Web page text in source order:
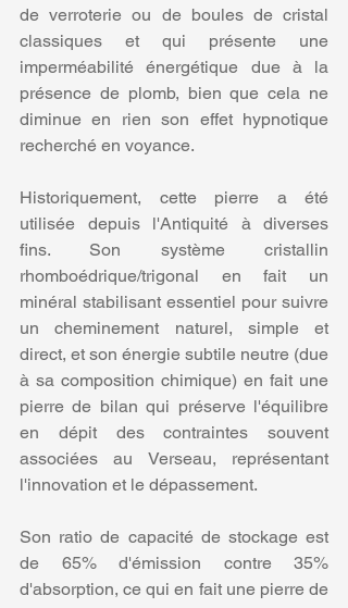
de verroterie ou de boules de cristal
classiques et qui présente une
imperméabilité énergétique due à la
présence de plomb, bien que cela ne
diminue en rien son effet hypnotique
recherché en voyance.
Historiquement, cette pierre a été
utilisée depuis l'Antiquité à diverses
fins. Son système cristallin
rhomboédrique/trigonal en fait un
minéral stabilisant essentiel pour suivre
un cheminement naturel, simple et
direct, et son énergie subtile neutre (due
à sa composition chimique) en fait une
pierre de bilan qui préserve l'équilibre
en dépit des contraintes souvent
associées au Verseau, représentant
l'innovation et le dépassement.
Son ratio de capacité de stockage est
de 65% d'émission contre 35%
d'absorption, ce qui en fait une pierre de